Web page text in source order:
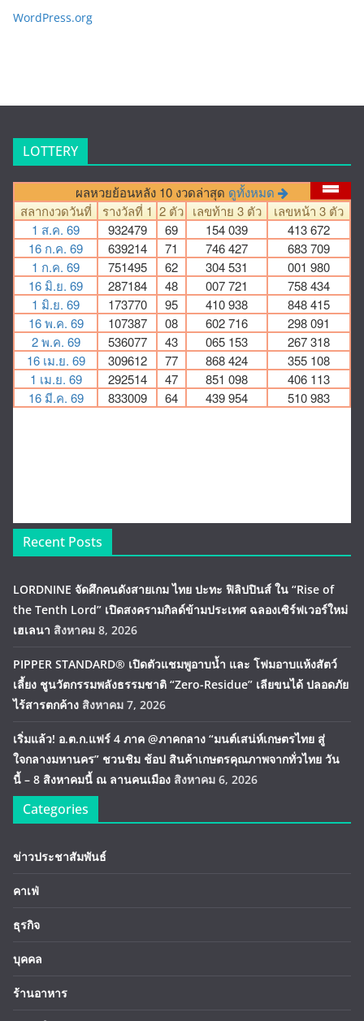
WordPress.org
LOTTERY
Recent Posts
LORDNINE จัดศึกคนดังสายเกม ไทย ปะทะ ฟิลิปปินส์ ใน “Rise of
the Tenth Lord” เปิดสงครามกิลด์ข้ามประเทศ ฉลองเซิร์ฟเวอร์ใหม่
เฮเลนา สิงหาคม 8, 2026
PIPPER STANDARD® เปิดตัวแชมพูอาบน้ำ และ โฟมอาบแห้งสัตว์
เลี้ยง ชูนวัตกรรมพลังธรรมชาติ “Zero-Residue” เลียขนได้ ปลอดภัย
ไร้สารตกค้าง สิงหาคม 7, 2026
เริ่มแล้ว! อ.ต.ก.แฟร์ 4 ภาค @ภาคกลาง “มนต์เสน่ห์เกษตรไทย สู่
ใจกลางมหานคร” ชวนชิม ช้อป สินค้าเกษตรคุณภาพจากทั่วไทย วัน
นี้ – 8 สิงหาคมนี้ ณ ลานคนเมือง สิงหาคม 6, 2026
Categories
ข่าวประชาสัมพันธ์
คาเฟ่
ธุรกิจ
บุคคล
ร้านอาหาร